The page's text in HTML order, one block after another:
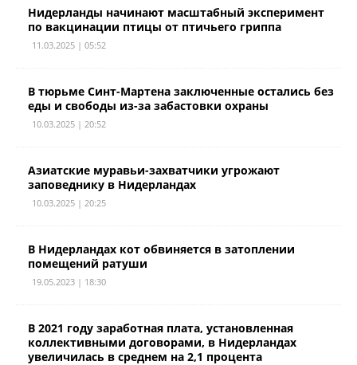
Нидерланды начинают масштабный эксперимент
по вакцинации птицы от птичьего гриппа
11.03.2025 | 05:52
В тюрьме Синт-Мартена заключенные остались без
еды и свободы из-за забастовки охраны
10.03.2025 | 20:52
Азиатские муравьи-захватчики угрожают
заповеднику в Нидерландах
10.03.2025 | 20:25
В Нидерландах кот обвиняется в затоплении
помещений ратуши
19.05.2023 | 18:30
В 2021 году заработная плата, установленная
коллективными договорами, в Нидерландах
увеличилась в среднем на 2,1 процента